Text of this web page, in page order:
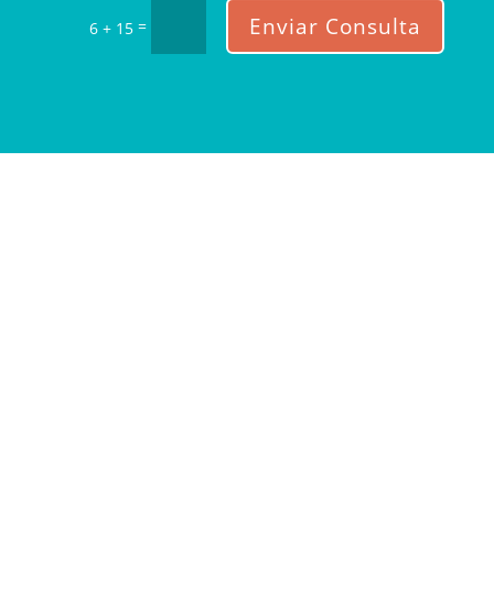
6 + 15 = Enviar Consulta